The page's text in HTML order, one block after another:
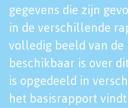
gegevens die zijn
in de verschillende
volledig beeld van
beschikbaar is over
is opgedeeld in
het basisrapport